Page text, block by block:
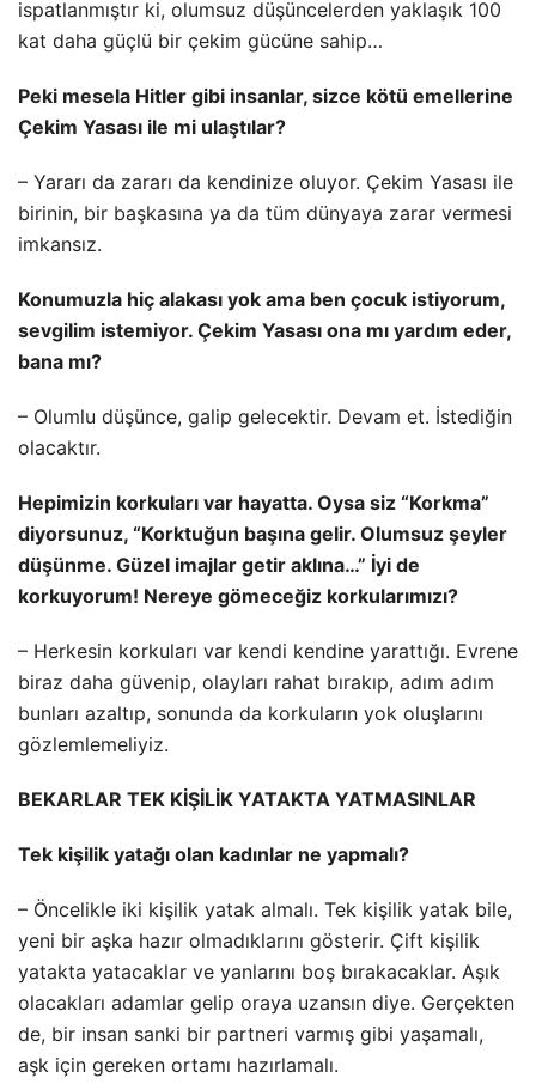
ispatlanmıştır ki, olumsuz düşüncelerden yaklaşık 100
kat daha güçlü bir çekim gücüne sahip…
Peki mesela Hitler gibi insanlar, sizce kötü emellerine
Çekim Yasası ile mi ulaştılar?
– Yararı da zararı da kendinize oluyor. Çekim Yasası ile
birinin, bir başkasına ya da tüm dünyaya zarar vermesi
imkansız.
Konumuzla hiç alakası yok ama ben çocuk istiyorum,
sevgilim istemiyor. Çekim Yasası ona mı yardım eder,
bana mı?
– Olumlu düşünce, galip gelecektir. Devam et. İstediğin
olacaktır.
Hepimizin korkuları var hayatta. Oysa siz “Korkma”
diyorsunuz, “Korktuğun başına gelir. Olumsuz şeyler
düşünme. Güzel imajlar getir aklına…” İyi de
korkuyorum! Nereye gömeceğiz korkularımızı?
– Herkesin korkuları var kendi kendine yarattığı. Evrene
biraz daha güvenip, olayları rahat bırakıp, adım adım
bunları azaltıp, sonunda da korkuların yok oluşlarını
gözlemlemeliyiz.
BEKARLAR TEK KİŞİLİK YATAKTA YATMASINLAR
Tek kişilik yatağı olan kadınlar ne yapmalı?
– Öncelikle iki kişilik yatak almalı. Tek kişilik yatak bile,
yeni bir aşka hazır olmadıklarını gösterir. Çift kişilik
yatakta yatacaklar ve yanlarını boş bırakacaklar. Aşık
olacakları adamlar gelip oraya uzansın diye. Gerçekten
de, bir insan sanki bir partneri varmış gibi yaşamalı,
aşk için gereken ortamı hazırlamalı.